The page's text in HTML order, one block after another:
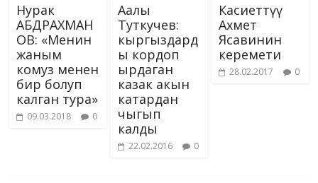
Нурак
АБДРАХМАН
ОВ: «Менин
жаным
комуз менен
бир болуп
калган тура»
09.03.2018 0
Аалы
Туткучев:
кыргыздард
ы кордоп
ырдаган
казак акын
катардан
чыгып
калды
22.02.2016 0
Касиеттүү
Ахмет
Ясавинин
керемети
28.02.2017 0